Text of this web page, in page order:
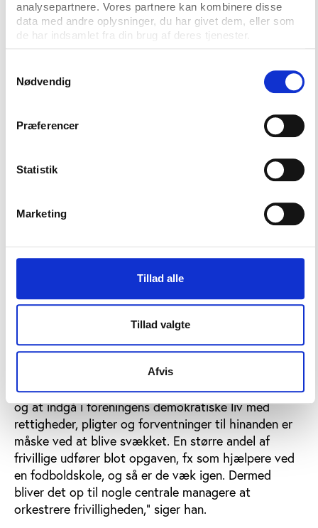
analysepartnere. Vores partnere kan kombinere disse
data med andre oplysninger, du har givet dem, eller som
de har indsamlet fra din brug af deres tjenester.
Nødvendig
Præferencer
Statistik
Marketing
Tillad alle
Tillad valgte
Afvis
Samtidig er ældre over 65 år langt mere aktive som
frivillige end tidligere, og dét virker måske heller ikke
En anden tendens er, at flere frivillige nu har en
Undersøgelsen af udviklingen i frivilligt arbejde
2004-2012 viser, at mens 79 pct. af de frivillige i
gjaldt det kun 70 pct. i 2012. ”De frivillige ser ud til i
større omfang at være orienteret mod egne eller
børns aktiviteter frem for foreningen,” står der i
undersøgelsen.
”Faldet er markant, og det kan tyde på, at en større
ændring er i gang,” pointerer en af forskerne bag
undersøgelsen, centerleder Bjarne Ibsen fra Center
for forskning i Idræt, Sundhed og Civilsamfund,
”Sammenhængen mellem at udføre frivilligt arbejde
og at indgå i foreningens demokratiske liv med
rettigheder, pligter og forventninger til hinanden er
måske ved at blive svækket. En større andel af
frivillige udfører blot opgaven, fx som hjælpere ved
en fodboldskole, og så er de væk igen. Dermed
bliver det op til nogle centrale managere at
orkestrere frivilligheden,” siger han.